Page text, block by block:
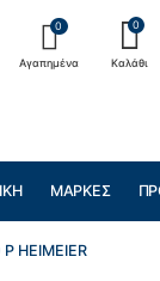
0
Αγαπημένα
0
Καλάθι
ΜΆΡΚΕΣ
HEIMEIER